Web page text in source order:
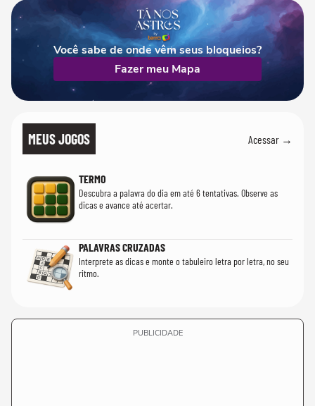
Você sabe de onde vêm seus bloqueios?
Fazer meu Mapa
MEUS JOGOS Acessar →
TERMO
Descubra a palavra do dia em até 6 tentativas. Observe as
dicas e avance até acertar.
PALAVRAS CRUZADAS
Interprete as dicas e monte o tabuleiro letra por letra, no seu
ritmo.
PUBLICIDADE